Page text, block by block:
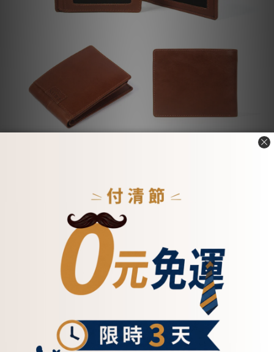
【注意事項】
尺寸僅供參考，以實品尺寸為主，因每人丈量方式不同。
若有1-2cm誤差，皆屬合理範圍
CALTAN全系列商品皆採用純牛皮製作，並做復古紋路特殊處理，故皆有皮革自然
生成之皺褶、皮斑、紋理、色澤不一等現象，此為天然皮革之正常特性及魅力，非
屬瑕疵範圍，敬請見諒。